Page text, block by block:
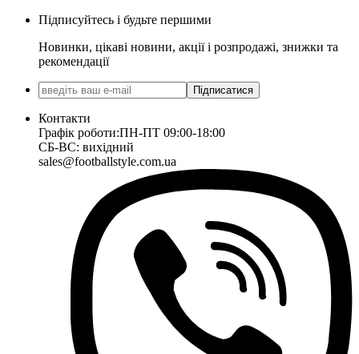
Підписуйтесь і будьте першими
Новинки, цікаві новини, акції і розпродажі, знижки та
рекомендації
Підписатися
Контакти
Графік роботи:ПН-ПТ 09:00-18:00
СБ-ВС: вихідний
sales@footballstyle.com.ua